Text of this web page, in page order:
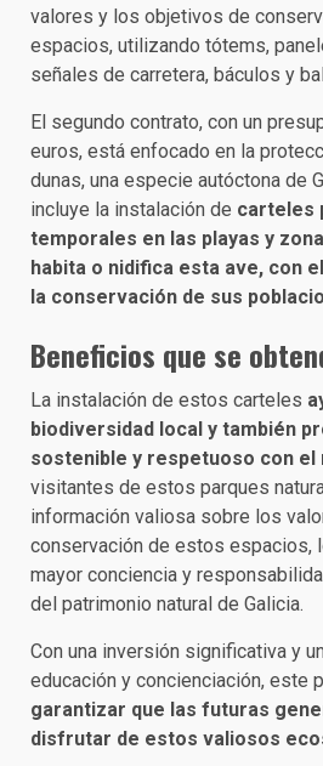
valores y los objetivos de
espacios, utilizando tótems,
señales de carretera, báculos y
El segundo contrato, con un
euros, está enfocado en la
dunas, una especie autóctona de
incluye la instalación de carteles
temporales en las playas y
habita o nidifica esta ave, con
la conservación de sus
Beneficios que se
La instalación de estos carteles
biodiversidad local y también
sostenible y respetuoso con el
visitantes de estos parques
información valiosa sobre los
conservación de estos espacios,
mayor conciencia y
del patrimonio natural de Galicia.
Con una inversión significativa y
educación y concienciación, este
garantizar que las futuras
disfrutar de estos valiosos